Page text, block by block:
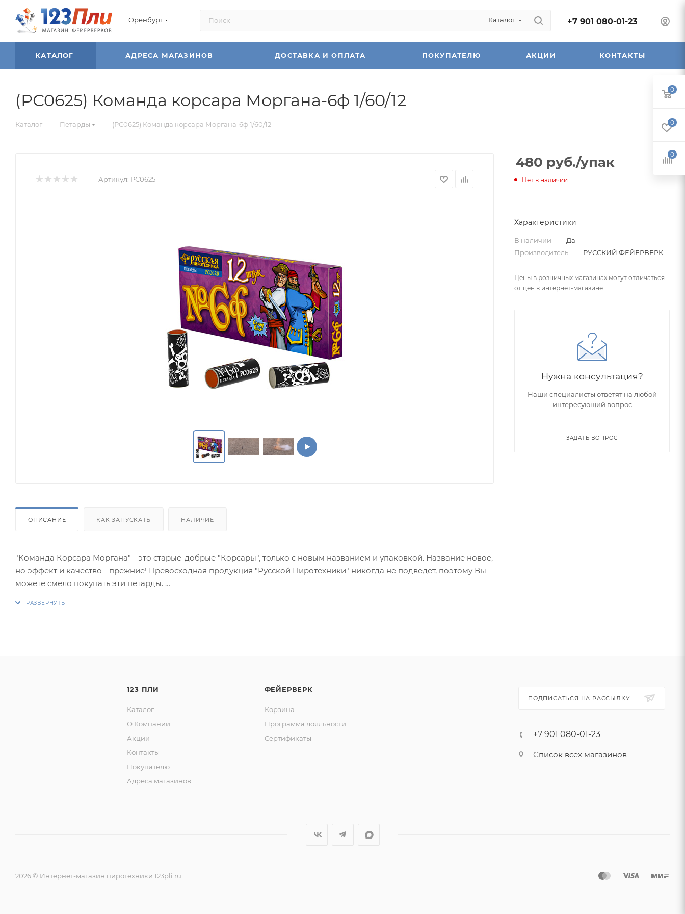
Оренбург Каталог +7 901 080-01-23
КАТАЛОГ АДРЕСА МАГАЗИНОВ ДОСТАВКА И ОПЛАТА ПОКУПАТЕЛЮ АКЦИИ КОНТАКТЫ
(РС0625) Команда корсара Моргана-6ф 1/60/12
Каталог — Петарды — (РС0625) Команда корсара Моргана-6ф 1/60/12
Артикул: РС0625
ОПИСАНИЕ КАК ЗАПУСКАТЬ НАЛИЧИЕ
"Команда Корсара Моргана" - это старые-добрые "Корсары", только с новым названием и упаковкой. Название новое,
но эффект и качество - прежние! Превосходная продукция "Русской Пиротехники" никогда не подведет, поэтому Вы
можете смело покупать эти петарды.
480 руб./упак
Нет в наличии
Характеристики
В наличии — Да
Производитель — РУССКИЙ ФЕЙЕРВЕРК
Цены в розничных магазинах могут отличаться
от цен в интернет-магазине.
Нужна консультация?
Наши специалисты ответят на любой
интересующий вопрос
ЗАДАТЬ ВОПРОС
123 ПЛИ
Каталог
О Компании
Акции
Контакты
Покупателю
Адреса магазинов
ФЕЙЕРВЕРК
Корзина
Программа лояльности
Сертификаты
ПОДПИСАТЬСЯ НА РАССЫЛКУ
+7 901 080-01-23
Список всех магазинов
2026 © Интернет-магазин пиротехники 123pli.ru
0
0
0